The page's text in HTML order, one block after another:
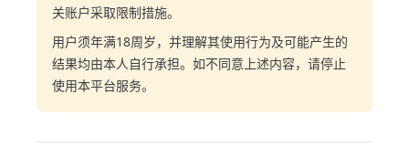
关账户采取限制措施。
用户须年满18周岁，并理解其使用行为及可能产生的
结果均由本人自行承担。如不同意上述内容，请停止
使用本平台服务。